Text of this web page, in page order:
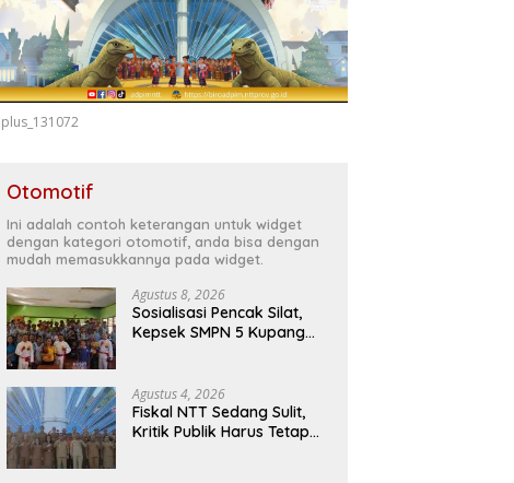
Otomotif
Ini adalah contoh keterangan untuk widget
dengan kategori otomotif, anda bisa dengan
mudah memasukkannya pada widget.
Agustus 8, 2026
Sosialisasi Pencak Silat,
Kepsek SMPN 5 Kupang
Ekstrakurikuler
Agustus 4, 2026
Fiskal NTT Sedang Sulit,
Kritik Publik Harus Tetap